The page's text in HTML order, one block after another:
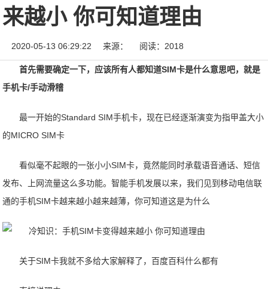
来越小 你可知道理由
2020-05-13 06:29:22 来源： 阅读：2018
首先需要确定一下，应该所有人都知道SIM卡是什么意思吧，就是
手机卡/手动滑稽
最一开始的Standard SIM手机卡，现在已经逐渐演变为指甲盖大小
的MICRO SIM卡
看似毫不起眼的一张小小SIM卡，竟然能同时承载语音通话、短信
发布、上网流量这么多功能。智能手机发展以来，我们见到移动电信联
通的手机SIM卡越来越小越来越薄，你可知道这是为什么
关于SIM卡我就不多给大家解释了，百度百科什么都有